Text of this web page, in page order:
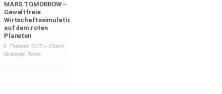
MARS TOMORROW –
Gewaltfreie
Wirtschaftssimulation
auf dem roten
Planeten
8. Februar 2017 • Charts
Strategie, Tests